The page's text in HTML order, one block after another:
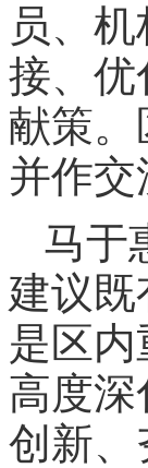
员、
接、优
献策
并作交
马于
建议
是区
高度
创新、